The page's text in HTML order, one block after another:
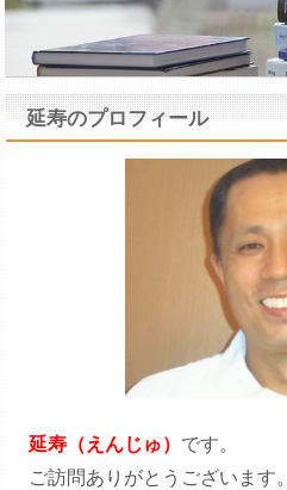
延寿のプロフィール
延寿（えんじゅ） です。
ご訪問ありがとうございます。